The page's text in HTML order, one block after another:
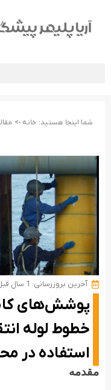
شما اینجا هستید: خانه ->
آخرین بروزرسانی: 1 سال قبل
پوشش‌های
خطوط لوله
استفاده در
مقدمه